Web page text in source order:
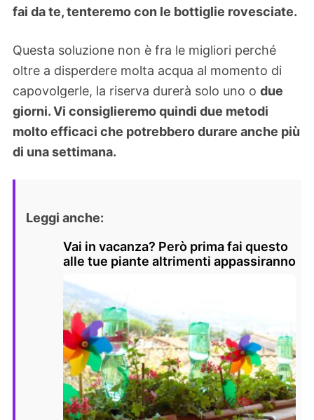
fai da te, tenteremo con le bottiglie rovesciate.
Questa soluzione non è fra le migliori perché
oltre a disperdere molta acqua al momento di
capovolgerle, la riserva durerà solo uno o due
giorni. Vi consiglieremo quindi due metodi
molto efficaci che potrebbero durare anche più
di una settimana.
Leggi anche:
Vai in vacanza? Però prima fai questo
alle tue piante altrimenti appassiranno